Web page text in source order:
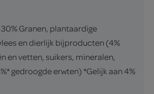
Granen, plantaardige
en dierlijk bijproducten (4%
en vetten, suikers, mineralen,
gedroogde erwten) *Gelijk aan 4%